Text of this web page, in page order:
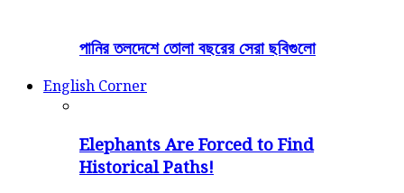
পানির তলদেশে তোলা বছরের সেরা ছবিগুলো
English Corner
Elephants Are Forced to Find
Historical Paths!